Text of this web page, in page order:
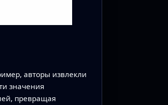
авторы извлекли
значения
превращая